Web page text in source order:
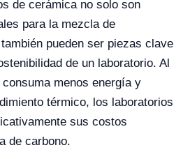
de cerámica no solo son
para la mezcla de
pueden ser piezas clave
de un laboratorio. Al
menos energía y
térmico, los laboratorios
sus costos
de carbono.